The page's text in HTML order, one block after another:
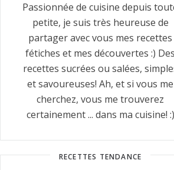
Passionnée de cuisine depuis
petite, je suis très heureuse de
partager avec vous mes recettes
fétiches et mes découvertes :) Des
recettes sucrées ou salées,
et savoureuses! Ah, et si vous me
cherchez, vous me trouverez
certainement ... dans ma cuisine! :)
RECETTES TENDANCE